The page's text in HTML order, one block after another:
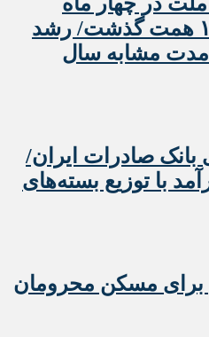
نخست امسال از ۱۴.۵ همت گذشت/ رشد
مدت مشابه سال
نفری بانک صادرات ایران/
با توزیع بسته‌های
برای مسکن محرومان